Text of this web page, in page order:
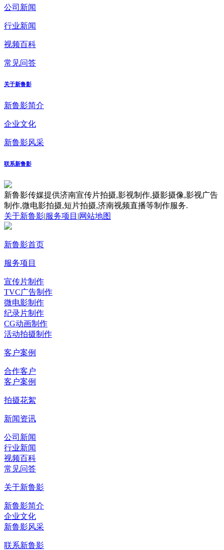
公司新闻
行业新闻
视频百科
常见问答
关于新鲁影
新鲁影简介
企业文化
新鲁影风采
联系新鲁影
新鲁影传媒提供济南宣传片拍摄,影视制作,摄影摄像,影视广告
制作,微电影拍摄,短片拍摄,济南视频直播等制作服务.
关于新鲁影|服务项目 |网站地图
新鲁影首页
服务项目
宣传片制作
TVC广告制作
微电影制作
纪录片制作
CG动画制作
活动拍摄制作
客户案例
合作客户
客户案例
拍摄花絮
新闻资讯
公司新闻
行业新闻
视频百科
常见问答
关于新鲁影
新鲁影简介
企业文化
新鲁影风采
联系新鲁影